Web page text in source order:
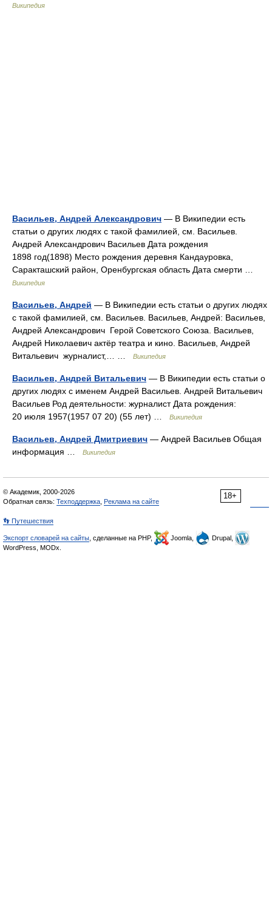
Википедия
Васильев, Андрей Александрович — В Википедии есть
статьи о других людях с такой фамилией, см. Васильев.
Андрей Александрович Васильев Дата рождения
1898 год(1898) Место рождения деревня Кандауровка,
Саракташский район, Оренбургская область Дата смерти …
Википедия
Васильев, Андрей — В Википедии есть статьи о других людях
с такой фамилией, см. Васильев. Васильев, Андрей: Васильев,
Андрей Александрович Герой Советского Союза. Васильев,
Андрей Николаевич актёр театра и кино. Васильев, Андрей
Витальевич журналист,… …
Википедия
Васильев, Андрей Витальевич — В Википедии есть статьи о
других людях с именем Андрей Васильев. Андрей Витальевич
Васильев Род деятельности: журналист Дата рождения:
20 июля 1957(1957 07 20) (55 лет) …
Википедия
Васильев, Андрей Дмитриевич — Андрей Васильев Общая
информация …
Википедия
18+
© Академик, 2000-2026
Обратная связь: Техподдержка Реклама на сайте
👣 Путешествия
Экспорт словарей на сайты , сделанные на PHP, Joomla,
Drupal,
WordPress, MODx.